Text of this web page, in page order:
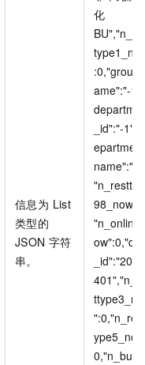
信息为 List
类型的
JSON 字符
串。
化
ame":"-
_id":"-
name":"-